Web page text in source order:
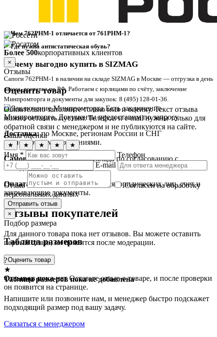
Чем 762РНМ-1 отличается от 761РНМ-1?
Где нужна антистатическая обувь?
Почему выгодно купить в SIZMAG
Сапоги 762РНМ-1 в наличии на складе SIZMAG в Москве — отгрузка в день
заказа, доставка по РФ. Работаем с юрлицами по счёту, заключение
Минпромторга и документы для закупок: 8 (495) 128-01-36.
Есть заключение
Минпромторга. Документы предоставим по запросу.
Доставка:по Москве, регионам России и СНГ
транспортными компаниями.
Самовывоз:возможен со склада по согласованию с
менеджером.
Оплата:безналичный расчет для юридических лиц, счет и
закрывающие документы.
Отзывы покупателей
Для данного товара пока нет отзывов. Вы можете оставить
первый отзыв, он появится после модерации.
Оценить товар
★
Отзывов пока нет Оставьте отзыв о товаре, и после проверки
он появится на странице.
Более 500корпоративных клиентов
×
Отзывы
Оценить товар
Обязательно заполните только имя и оценку. Текст отзыва
можно оставить пустым. Телефон и e-mail нужны только для
обратной связи с менеджером и не публикуются на сайте.
Ваша оценка
★ ★ ★ ★ ★
Имя *
Телефон
E-mail
Отзыв
Согласен на обработку
персональных данных
Отправить отзыв
×
Подбор размера
Таблица размеров
?
Таблица размеров пока не добавлена
Напишите или позвоните нам, и менеджер быстро подскажет
подходящий размер под вашу задачу.
Связаться с менеджером